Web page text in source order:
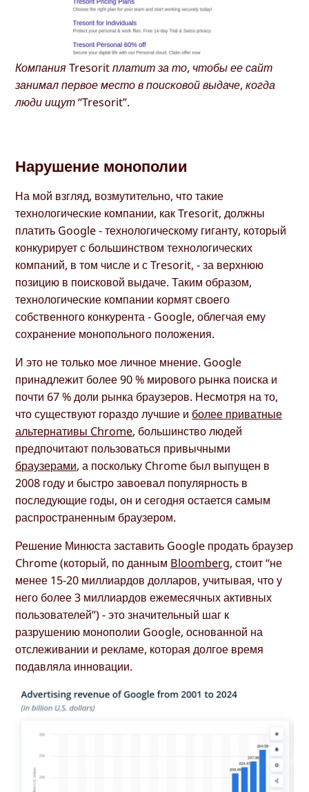
Компания Tresorit платит за то, чтобы ее сайт
занимал первое место в поисковой выдаче, когда
люди ищут “Tresorit”.
Нарушение монополии
На мой взгляд, возмутительно, что такие
технологические компании, как Tresorit, должны
платить Google - технологическому гиганту, который
конкурирует с большинством технологических
компаний, в том числе и с Tresorit, - за верхнюю
позицию в поисковой выдаче. Таким образом,
технологические компании кормят своего
собственного конкурента - Google, облегчая ему
сохранение монопольного положения.
И это не только мое личное мнение. Google
принадлежит более 90 % мирового рынка поиска и
почти 67 % доли рынка браузеров. Несмотря на то,
что существуют гораздо лучшие и более приватные
альтернативы Chrome, большинство людей
предпочитают пользоваться привычными
браузерами, а поскольку Chrome был выпущен в
2008 году и быстро завоевал популярность в
последующие годы, он и сегодня остается самым
распространенным браузером.
Решение Минюста заставить Google продать браузер
Chrome (который, по данным Bloomberg, стоит “не
менее 15-20 миллиардов долларов, учитывая, что у
него более 3 миллиардов ежемесячных активных
пользователей”) - это значительный шаг к
разрушению монополии Google, основанной на
отслеживании и рекламе, которая долгое время
подавляла инновации.